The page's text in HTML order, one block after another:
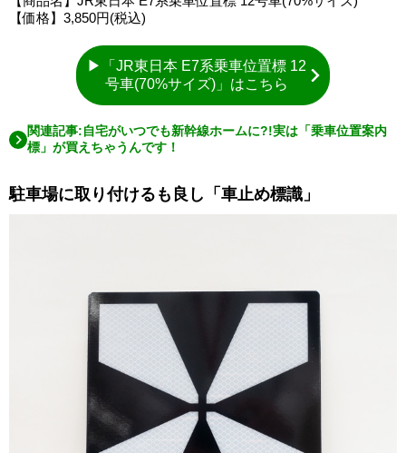
【価格】3,850円(税込)
▶「JR東日本 E7系乗車位置標 12
号車(70%サイズ)」はこちら
関連記事:自宅がいつでも新幹線ホームに?!実は「乗車位置案内
標」が買えちゃうんです！
駐車場に取り付けるも良し「車止め標識」